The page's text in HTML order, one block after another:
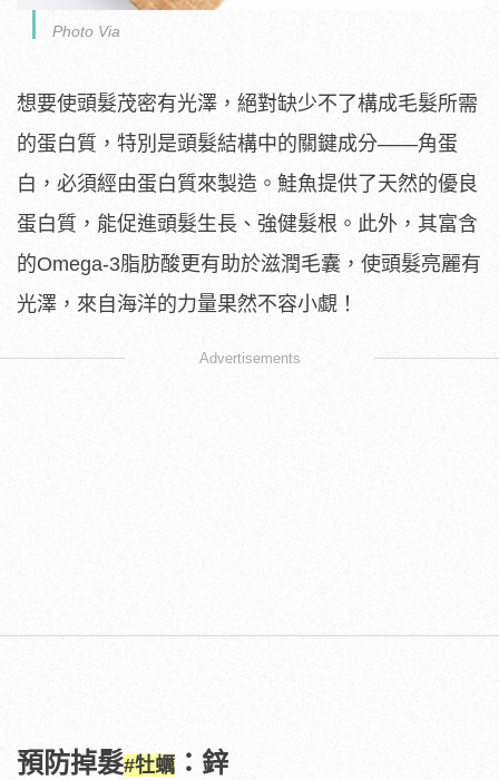
Photo Via
想要使頭髮茂密有光澤，絕對缺少不了構成毛髮所需
的蛋白質，特別是頭髮結構中的關鍵成分——角蛋
白，必須經由蛋白質來製造。鮭魚提供了天然的優良
蛋白質，能促進頭髮生長、強健髮根。此外，其富含
的Omega-3脂肪酸更有助於滋潤毛囊，使頭髮亮麗有
光澤，來自海洋的力量果然不容小覷！
Advertisements
預防掉髮#牡蠣 ：鋅